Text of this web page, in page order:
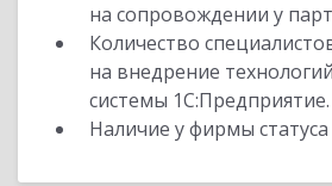
на сопровождении у
Количество
на внедрение
системы 1С:Предприятие.
Наличие у фирмы статуса